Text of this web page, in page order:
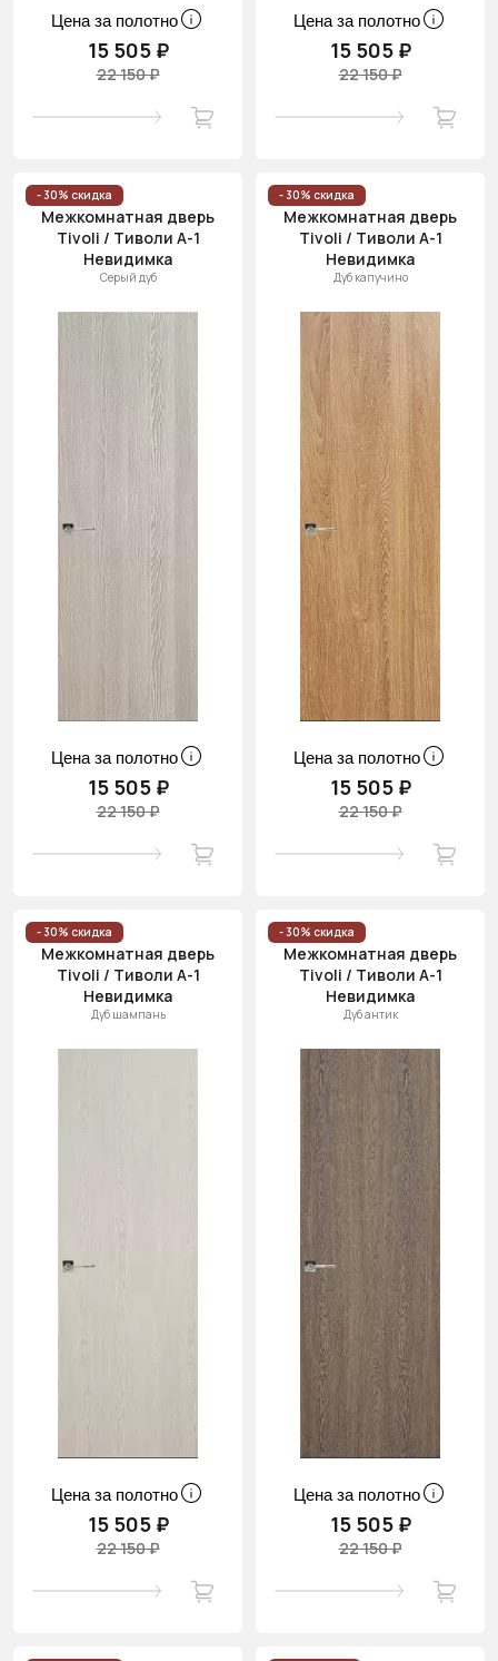
Цена за полотно
15 505 ₽
22 150 ₽
Цена за полотно
15 505 ₽
22 150 ₽
- 30% скидка
Межкомнатная дверь
Tivoli / Тиволи А-1
Невидимка
Серый дуб
Цена за полотно
15 505 ₽
22 150 ₽
- 30% скидка
Межкомнатная дверь
Tivoli / Тиволи А-1
Невидимка
Дуб капучино
Цена за полотно
15 505 ₽
22 150 ₽
- 30% скидка
Межкомнатная дверь
Tivoli / Тиволи А-1
Невидимка
Дуб шампань
Цена за полотно
15 505 ₽
22 150 ₽
- 30% скидка
Межкомнатная дверь
Tivoli / Тиволи А-1
Невидимка
Дуб антик
Цена за полотно
15 505 ₽
22 150 ₽